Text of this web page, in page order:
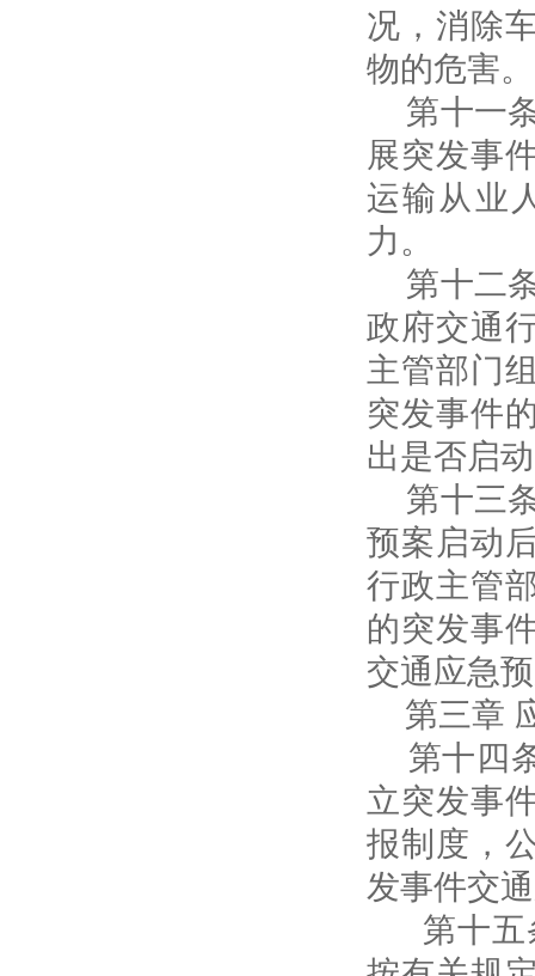
况，消除
物的危害。
第十一
展突发事
运输从业
力。
第十二
政府交通
主管部门
突发事件
出是否启
第十三
预案启动
行政主管
的突发事
交通应急
第三章
第十四
立突发事
报制度，
发事件交
第十五